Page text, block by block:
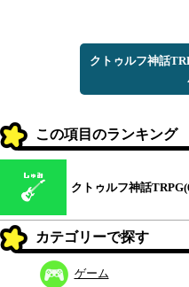
クトゥルフ神話
この項目のランキング
クトゥルフ神話
カテゴリーで探す
ゲーム